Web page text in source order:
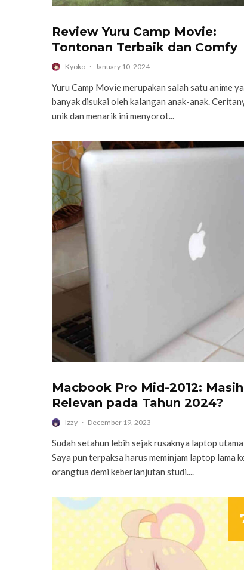
Review Yuru Camp Movie:
Tontonan Terbaik dan Comfy
Kyoko · January 10, 2024
Yuru Camp Movie merupakan salah satu anime
banyak disukai oleh kalangan anak-anak.
unik dan menarik ini menyorot...
Macbook Pro Mid-2012: Masih
Relevan pada Tahun 2024?
Izzy · December 19, 2023
Sudah setahun lebih sejak rusaknya laptop
Saya pun terpaksa harus meminjam laptop lama
orangtua demi keberlanjutan studi....